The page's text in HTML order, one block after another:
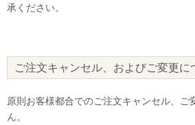
承ください。
ご注文キャンセル、およびご変更に
原則お客様都合でのご注文キャンセル、ご
ん。